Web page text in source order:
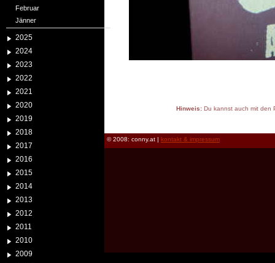
Februar
Jänner
2025
2024
2023
2022
2021
2020
2019
2018
2017
2016
2015
2014
2013
2012
2011
2010
2009
Hinweis:Du kannst auch mit den
© 2008: conny.at | kontakt & impressum